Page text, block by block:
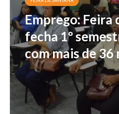
Emprego: Feira
fecha 1º
com mais de 36